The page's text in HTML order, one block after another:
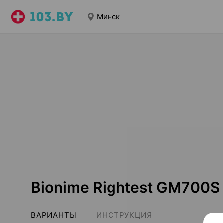
Минск
Bionime Rightest
ВАРИАНТЫ ИНСТРУКЦИЯ